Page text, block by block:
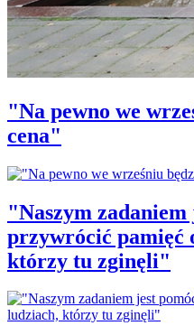
"Na pewno we
cena"
"Naszym zadaniem
przywrócić pamięć
którzy tu zginęli"